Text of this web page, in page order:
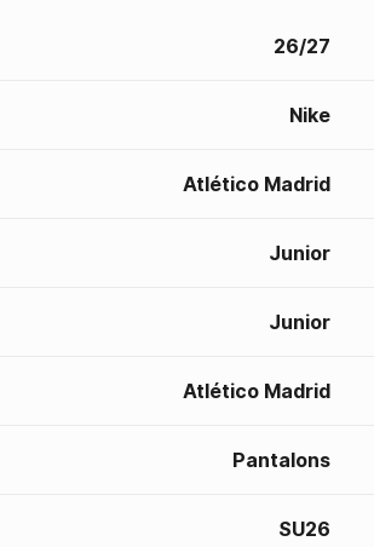
26/27
Nike
Atlético Madrid
Junior
Junior
Atlético Madrid
Pantalons
SU26